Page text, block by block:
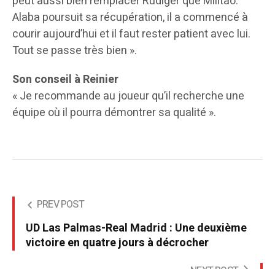
Alaba poursuit sa récupération, il a commencé à
courir aujourd’hui et il faut rester patient avec lui.
Tout se passe très bien ».
Son conseil à Reinier
« Je recommande au joueur qu’il recherche une
équipe où il pourra démontrer sa qualité ».
PREV POST
UD Las Palmas-Real Madrid : Une deuxième
victoire en quatre jours à décrocher